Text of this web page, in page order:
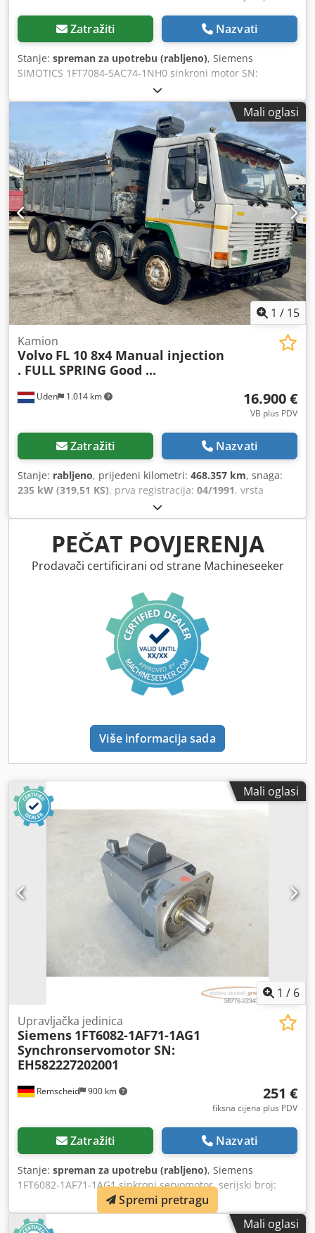
Zatražiti Nazvati
Stanje: spreman za upotrebu (rabljeno), Siemens
SIMOTICS 1FT7084-5AC74-1NH0 sinkroni motor SN:
YFN1629189601004 - enkoder IC2048S/R I24 / kočnica 24
VDC 24W 48Nm, stručno kompletno obnovljen i testiran s
12 mjeseci jamstva, 100% ispravan, isporuka prema
slikama Dcjdpfszmlyaex Ak Usk
Mali oglasi
1 / 15
Uden 1.014 km
Kamion
Volvo FL 10 8x4 Manual injection
. FULL SPRING Good ...
16.900 €
VB plus PDV
Zatražiti Nazvati
Stanje: rabljeno, prijeđeni kilometri: 468.357 km, snaga:
235 kW (319,51 KS), prva registracija: 04/1991, vrsta
, dimenzija gume:
osovina:8x4, gorivo:dizel, vozačeva kabina:dnevna
, vrsta prijenosa:mehanički , ovjes:čelik , ukupna
duljina:7.950 mm, ukupna širina: 2.500 mm, ukupna
visina:3.250 mm, duljina prostora za utovar:5.000 mm,
, Godina proizvodnje:
PEČAT POVJERENJA
Prodavači certificirani od strane Machineseeker
Više informacija sada
Mali oglasi
1 / 6
Remscheid 900 km
Upravljačka jedinica
Siemens 1FT6082-1AF71-1AG1
Synchronservomotor SN:
EH582227202001
251 €
fiksna cijena plus PDV
Zatražiti Nazvati
Stanje: spreman za upotrebu (rabljeno), Siemens
1FT6082-1AF71-1AG1 sinkroni servomotor, serijski broj:
EH582227202001, s optičkim enkoderom 2048
impulsa/okretaja, rabljen, u dobrom stanju, 100%
funkcionalan, isporuka prema fotografijama. Dedpszl N R
Mali oglasi
Spremi pretragu